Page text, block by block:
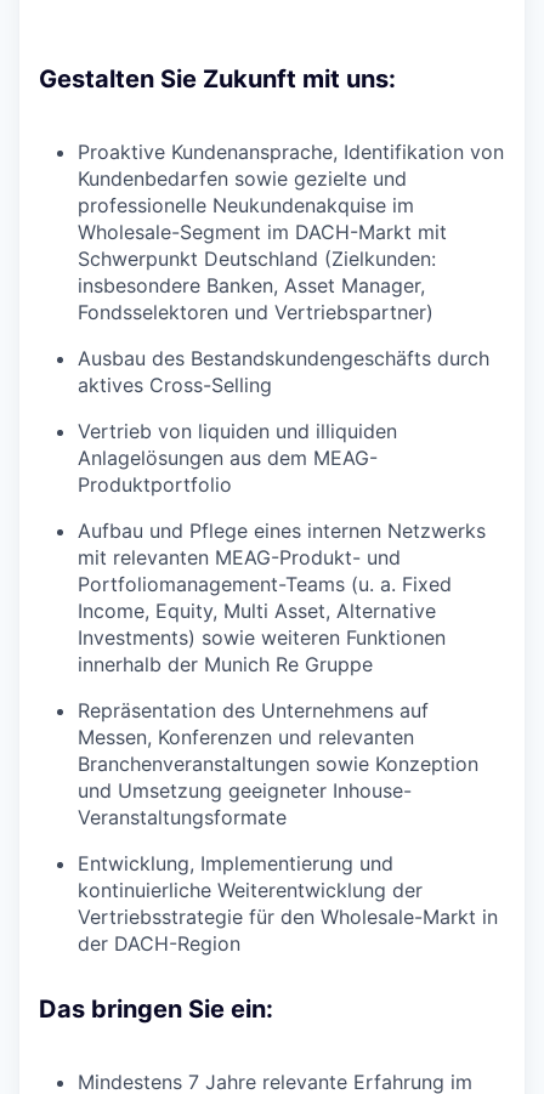
Gestalten Sie Zukunft mit uns:
Proaktive Kundenansprache, Identifikation von
Kundenbedarfen sowie gezielte und
professionelle Neukundenakquise im
Wholesale-Segment im DACH-Markt mit
Schwerpunkt Deutschland (Zielkunden:
insbesondere Banken, Asset Manager,
Fondsselektoren und Vertriebspartner)
Ausbau des Bestandskundengeschäfts durch
aktives Cross-Selling
Vertrieb von liquiden und illiquiden
Anlagelösungen aus dem MEAG-
Produktportfolio
Aufbau und Pflege eines internen Netzwerks
mit relevanten MEAG-Produkt- und
Portfoliomanagement-Teams (u. a. Fixed
Income, Equity, Multi Asset, Alternative
Investments) sowie weiteren Funktionen
innerhalb der Munich Re Gruppe
Repräsentation des Unternehmens auf
Messen, Konferenzen und relevanten
Branchenveranstaltungen sowie Konzeption
und Umsetzung geeigneter Inhouse-
Veranstaltungsformate
Entwicklung, Implementierung und
kontinuierliche Weiterentwicklung der
Vertriebsstrategie für den Wholesale-Markt in
der DACH-Region
Das bringen Sie ein:
Mindestens 7 Jahre relevante Erfahrung im